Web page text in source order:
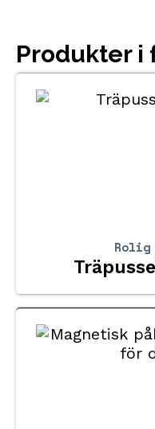
Produkter i
Rolig